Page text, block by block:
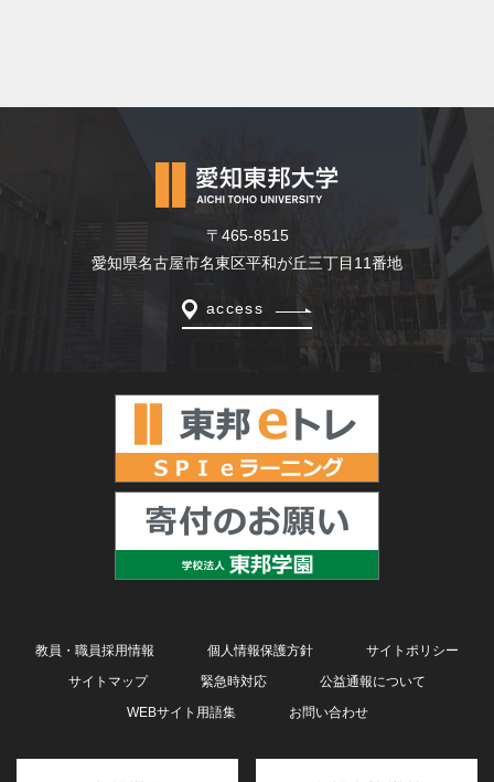
〒465-8515
愛知県名古屋市名東区平和が丘三丁目11番地
access
教員・職員採用情報 個人情報保護方針
サイトポリシー
サイトマップ
緊急時対応
公益通報について
WEBサイト用語集
お問い合わせ